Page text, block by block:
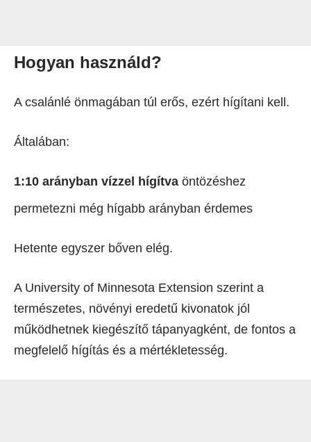
Hogyan használd?
A csalánlé önmagában túl erős, ezért hígítani kell.
Általában:
1:10 arányban vízzel hígítva öntözéshez
permetezni még hígabb arányban érdemes
Hetente egyszer bőven elég.
A University of Minnesota Extension szerint a
természetes, növényi eredetű kivonatok jól
működhetnek kiegészítő tápanyagként, de fontos a
megfelelő hígítás és a mértékletesség.